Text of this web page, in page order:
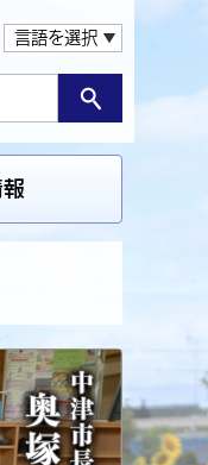
言語を選択